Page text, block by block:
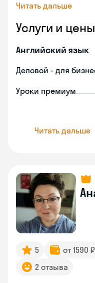
Читать дальше
Услуги и цены
Английский язык
Деловой - для
Уроки премиум
Читать дальше
5 от 1590
2 отзыва